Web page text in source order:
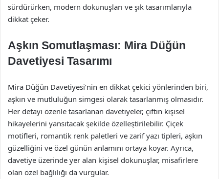
sürdürürken, modern dokunuşları ve şık tasarımlarıyla
dikkat çeker.
Aşkın Somutlaşması: Mira Düğün
Davetiyesi Tasarımı
Mira Düğün Davetiyesi’nin en dikkat çekici yönlerinden biri,
aşkın ve mutluluğun simgesi olarak tasarlanmış olmasıdır.
Her detayı özenle tasarlanan davetiyeler, çiftin kişisel
hikayelerini yansıtacak şekilde özelleştirilebilir. Çiçek
motifleri, romantik renk paletleri ve zarif yazı tipleri, aşkın
güzelliğini ve özel günün anlamını ortaya koyar. Ayrıca,
davetiye üzerinde yer alan kişisel dokunuşlar, misafirlere
olan özel bağlılığı da vurgular.